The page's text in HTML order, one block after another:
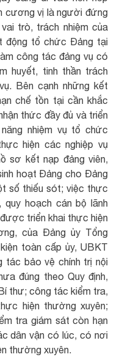
cương vị là người đứng
trò, trách nhiệm của
động tổ chức Đảng tại
công tác đảng vụ có
huyết, tinh thần trách
Bên cạnh những kết
chế tồn tại cần khắc
thức đầy đủ và triển
nhiệm vụ tổ chức
hiện các nghiệp vụ
sơ kết nạp đảng viên,
hoạt Đảng cho Đảng
số thiếu sót; việc thực
quy hoạch cán bộ lãnh
triển khai thực hiện
của Đảng ủy Tổng
toàn cấp ủy, UBKT
tác bảo vệ chính trị nội
đúng theo Quy định,
thư; công tác kiểm tra,
hiện thường xuyên;
tra giám sát còn hạn
dân vận có lúc, có nơi
thường xuyên.